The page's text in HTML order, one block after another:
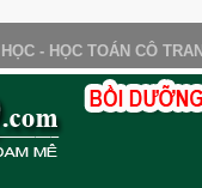
- HỌC TOÁN CÔ